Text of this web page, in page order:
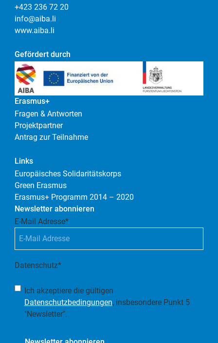
+423 236 72 20
info@aiba.li
www.aiba.li
Gefördert durch
Erasmus+
Fragen & Antworten
Projektpartner
Antrag zur Teilnahme
Links
Europäisches Solidaritätskorps
Green Erasmus
Erasmus+ Programm 2014 – 2020
Newsletter abonnieren
E-Mail Adresse*
Datenschutz*
Ich akzeptiere die gültigen
Datenschutzbedingungen, insbesondere Punkt 5
"Newsletter".